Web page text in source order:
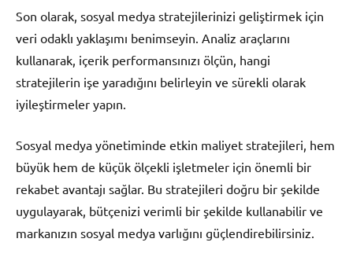
Son olarak, sosyal medya stratejilerinizi geliştirmek için
veri odaklı yaklaşımı benimseyin. Analiz araçlarını
kullanarak, içerik performansınızı ölçün, hangi
stratejilerin işe yaradığını belirleyin ve sürekli olarak
iyileştirmeler yapın.
Sosyal medya yönetiminde etkin maliyet stratejileri, hem
büyük hem de küçük ölçekli işletmeler için önemli bir
rekabet avantajı sağlar. Bu stratejileri doğru bir şekilde
uygulayarak, bütçenizi verimli bir şekilde kullanabilir ve
markanızın sosyal medya varlığını güçlendirebilirsiniz.